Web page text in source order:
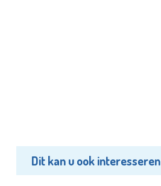
Dit kan u ook interesseren